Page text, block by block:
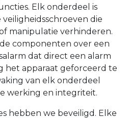
Elk onderdeel is
die
manipulatie verhinderen.
componenten over een
dat direct een alarm
het apparaat geforceerd te
van elk onderdeel
werking en integriteit.
hebben we beveiligd. Elke